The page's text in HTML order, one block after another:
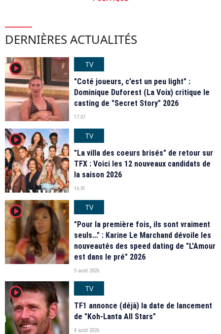
DERNIÈRES ACTUALITÉS
player2
TV
"Coté joueurs, c’est un peu light" :
Dominique Duforest (La Voix) critique le
casting de "Secret Story" 2026
17:07
player2
TV
"La villa des coeurs brisés" de retour sur
TFX : Voici les 12 nouveaux candidats de
la saison 2026
16:01
player2
TV
"Pour la première fois, ils sont vraiment
seuls…" : Karine Le Marchand dévoile les
nouveautés des speed dating de "L'Amour
est dans le pré" 2026
5 août 2026
player2
TV
TF1 annonce (déjà) la date de lancement
de "Koh-Lanta All Stars"
4 août 2026